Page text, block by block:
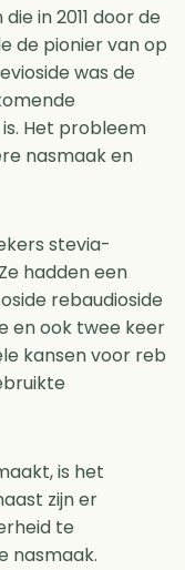
in 2011 door de
de pionier van op
was de
Het probleem
nasmaak en
stevia-
hadden een
rebaudioside
en ook twee keer
kansen voor reb
is het
zijn er
te
nasmaak.